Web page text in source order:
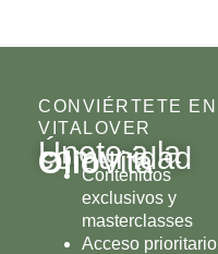
CONVIÉRTETE EN
VITALOVER
Únete a la
comunidad
OlioVita
Contenidos
exclusivos y
masterclasses
Acceso prioritario